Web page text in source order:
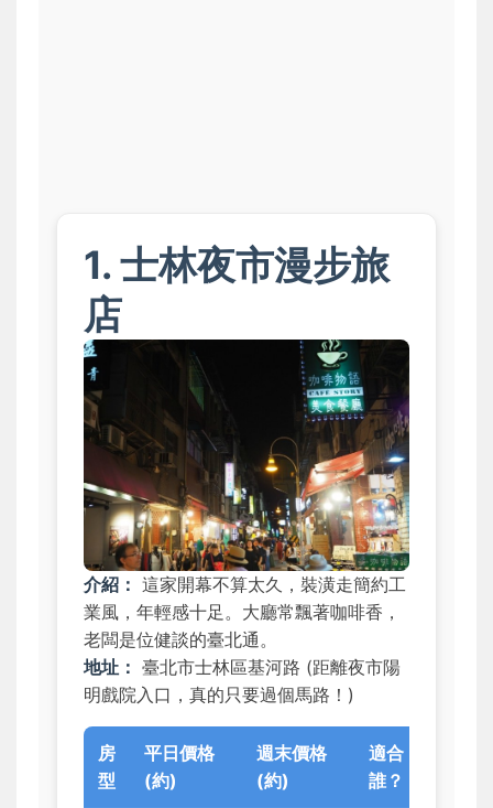
1. 士林夜市漫步旅
店
介紹： 這家開幕不算太久，裝潢走簡約工
業風，年輕感十足。大廳常飄著咖啡香，
老闆是位健談的臺北通。
地址： 臺北市士林區基河路 (距離夜市陽
明戲院入口，真的只要過個馬路！)
房
型
平日價格
(約)
週末價格
(約)
適合
誰？